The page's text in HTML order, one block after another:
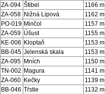
ZA-094 Štibel 1166 m
ZA-058 Nižná Lipová 1162 m
PO-019 Minčol 1157 m
ZA-059 Úšust 1155 m
KE-006 Kloptaň 1153 m
BB-045 Jelenská skala 1153 m
ZA-095 Mních 1150 m
TN-002 Magura 1141 m
ZA-060 Kečky 1139 m
BB-046 Tŕstie 1132 m